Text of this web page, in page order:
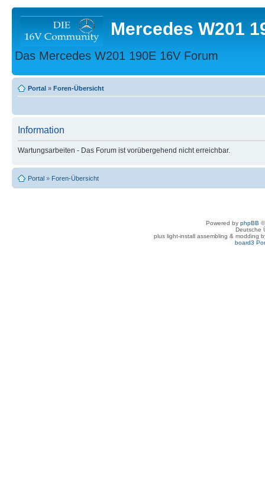
Mercedes W201
Das Mercedes W201 190E 16V Forum
Portal » Foren-Übersicht
Information
Wartungsarbeiten - Das Forum ist vorübergehend nicht erreichbar.
Portal » Foren-Übersicht
Powered by phpBB
Deutsche
plus light-install assembling & modding
board3